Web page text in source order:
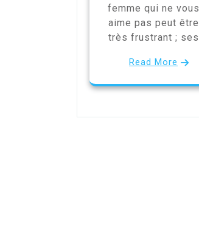
femme qui ne vous
aime pas peut être
très frustrant ; ses
Read More